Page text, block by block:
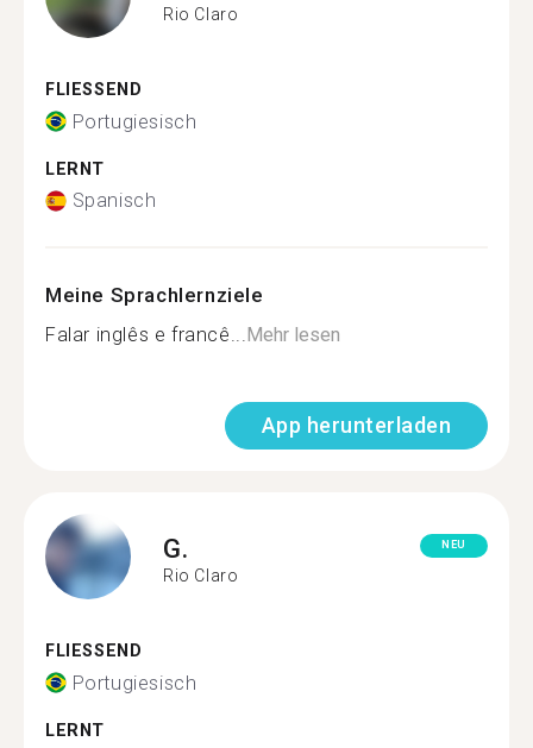
Rio Claro
FLIESSEND
Portugiesisch
LERNT
Spanisch
Meine Sprachlernziele
Falar inglês e francê...Mehr lesen
App herunterladen
G.
Rio Claro
NEU
FLIESSEND
Portugiesisch
LERNT